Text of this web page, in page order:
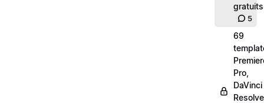
gratuits
5
69
Pro,
DaVinci
Resolve